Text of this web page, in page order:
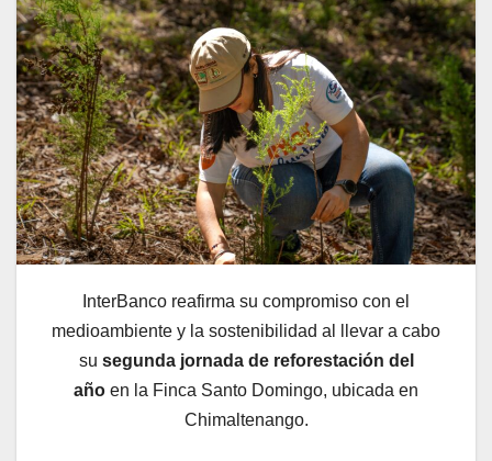
InterBanco reafirma su compromiso con el
medioambiente y la sostenibilidad al llevar a cabo
su segunda jornada de reforestación del
año en la Finca Santo Domingo, ubicada en
Chimaltenango.